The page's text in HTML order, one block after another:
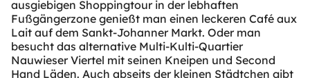
ausgiebigen Shoppingtour in der lebhaften
Fußgängerzone genießt man einen leckeren Café aux
Lait auf dem Sankt-Johanner Markt. Oder man
besucht das alternative Multi-Kulti-Quartier
Nauwieser Viertel mit seinen Kneipen und Second
Hand Läden. Auch abseits der kleinen Städtchen gibt